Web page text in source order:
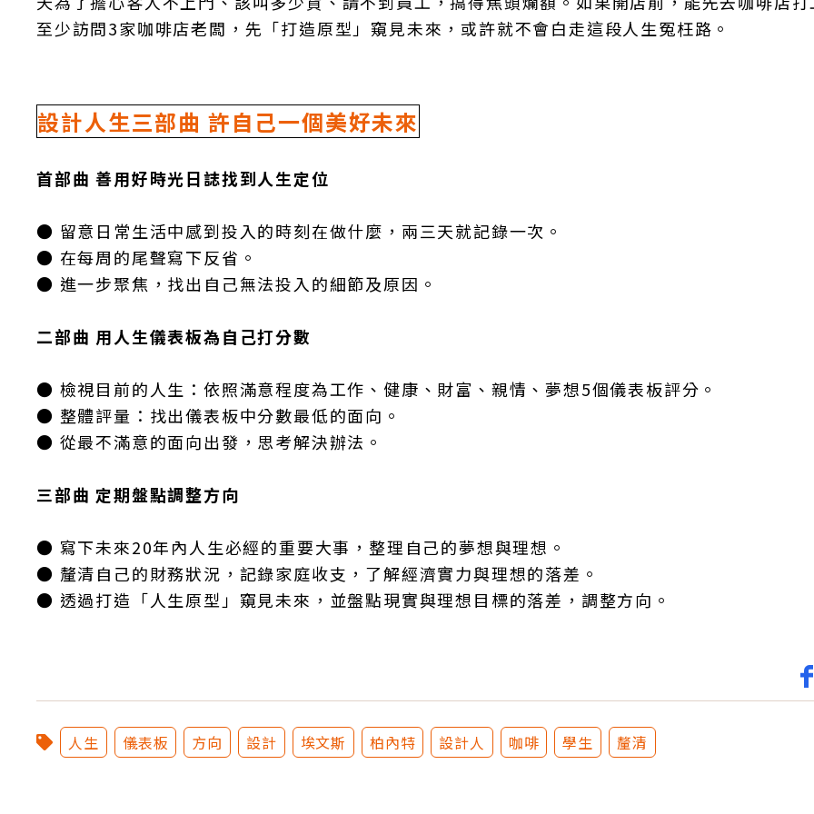
至少訪問3家咖啡店老闆，先「打造原型」窺見未來，或許就不會白走這段人生冤枉路。
設計人生三部曲 許自己一個美好未來
首部曲 善用好時光日誌找到人生定位
● 留意日常生活中感到投入的時刻在做什麼，兩三天就記錄一次。
● 在每周的尾聲寫下反省。
● 進一步聚焦，找出自己無法投入的細節及原因。
二部曲 用人生儀表板為自己打分數
● 檢視目前的人生：依照滿意程度為工作、健康、財富、親情、夢想5個儀表板評分。
● 整體評量：找出儀表板中分數最低的面向。
● 從最不滿意的面向出發，思考解決辦法。
三部曲 定期盤點調整方向
● 寫下未來20年內人生必經的重要大事，整理自己的夢想與理想。
● 釐清自己的財務狀況，記錄家庭收支，了解經濟實力與理想的落差。
● 透過打造「人生原型」窺見未來，並盤點現實與理想目標的落差，調整方向。
人生 儀表板 方向 設計 埃文斯 柏內特 設計人 咖啡 學生 釐清